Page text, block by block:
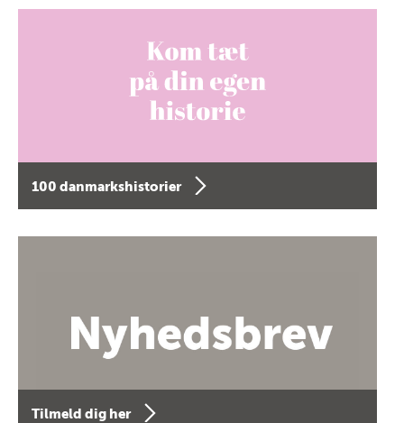
100 danmarkshistorier
Tilmeld dig her